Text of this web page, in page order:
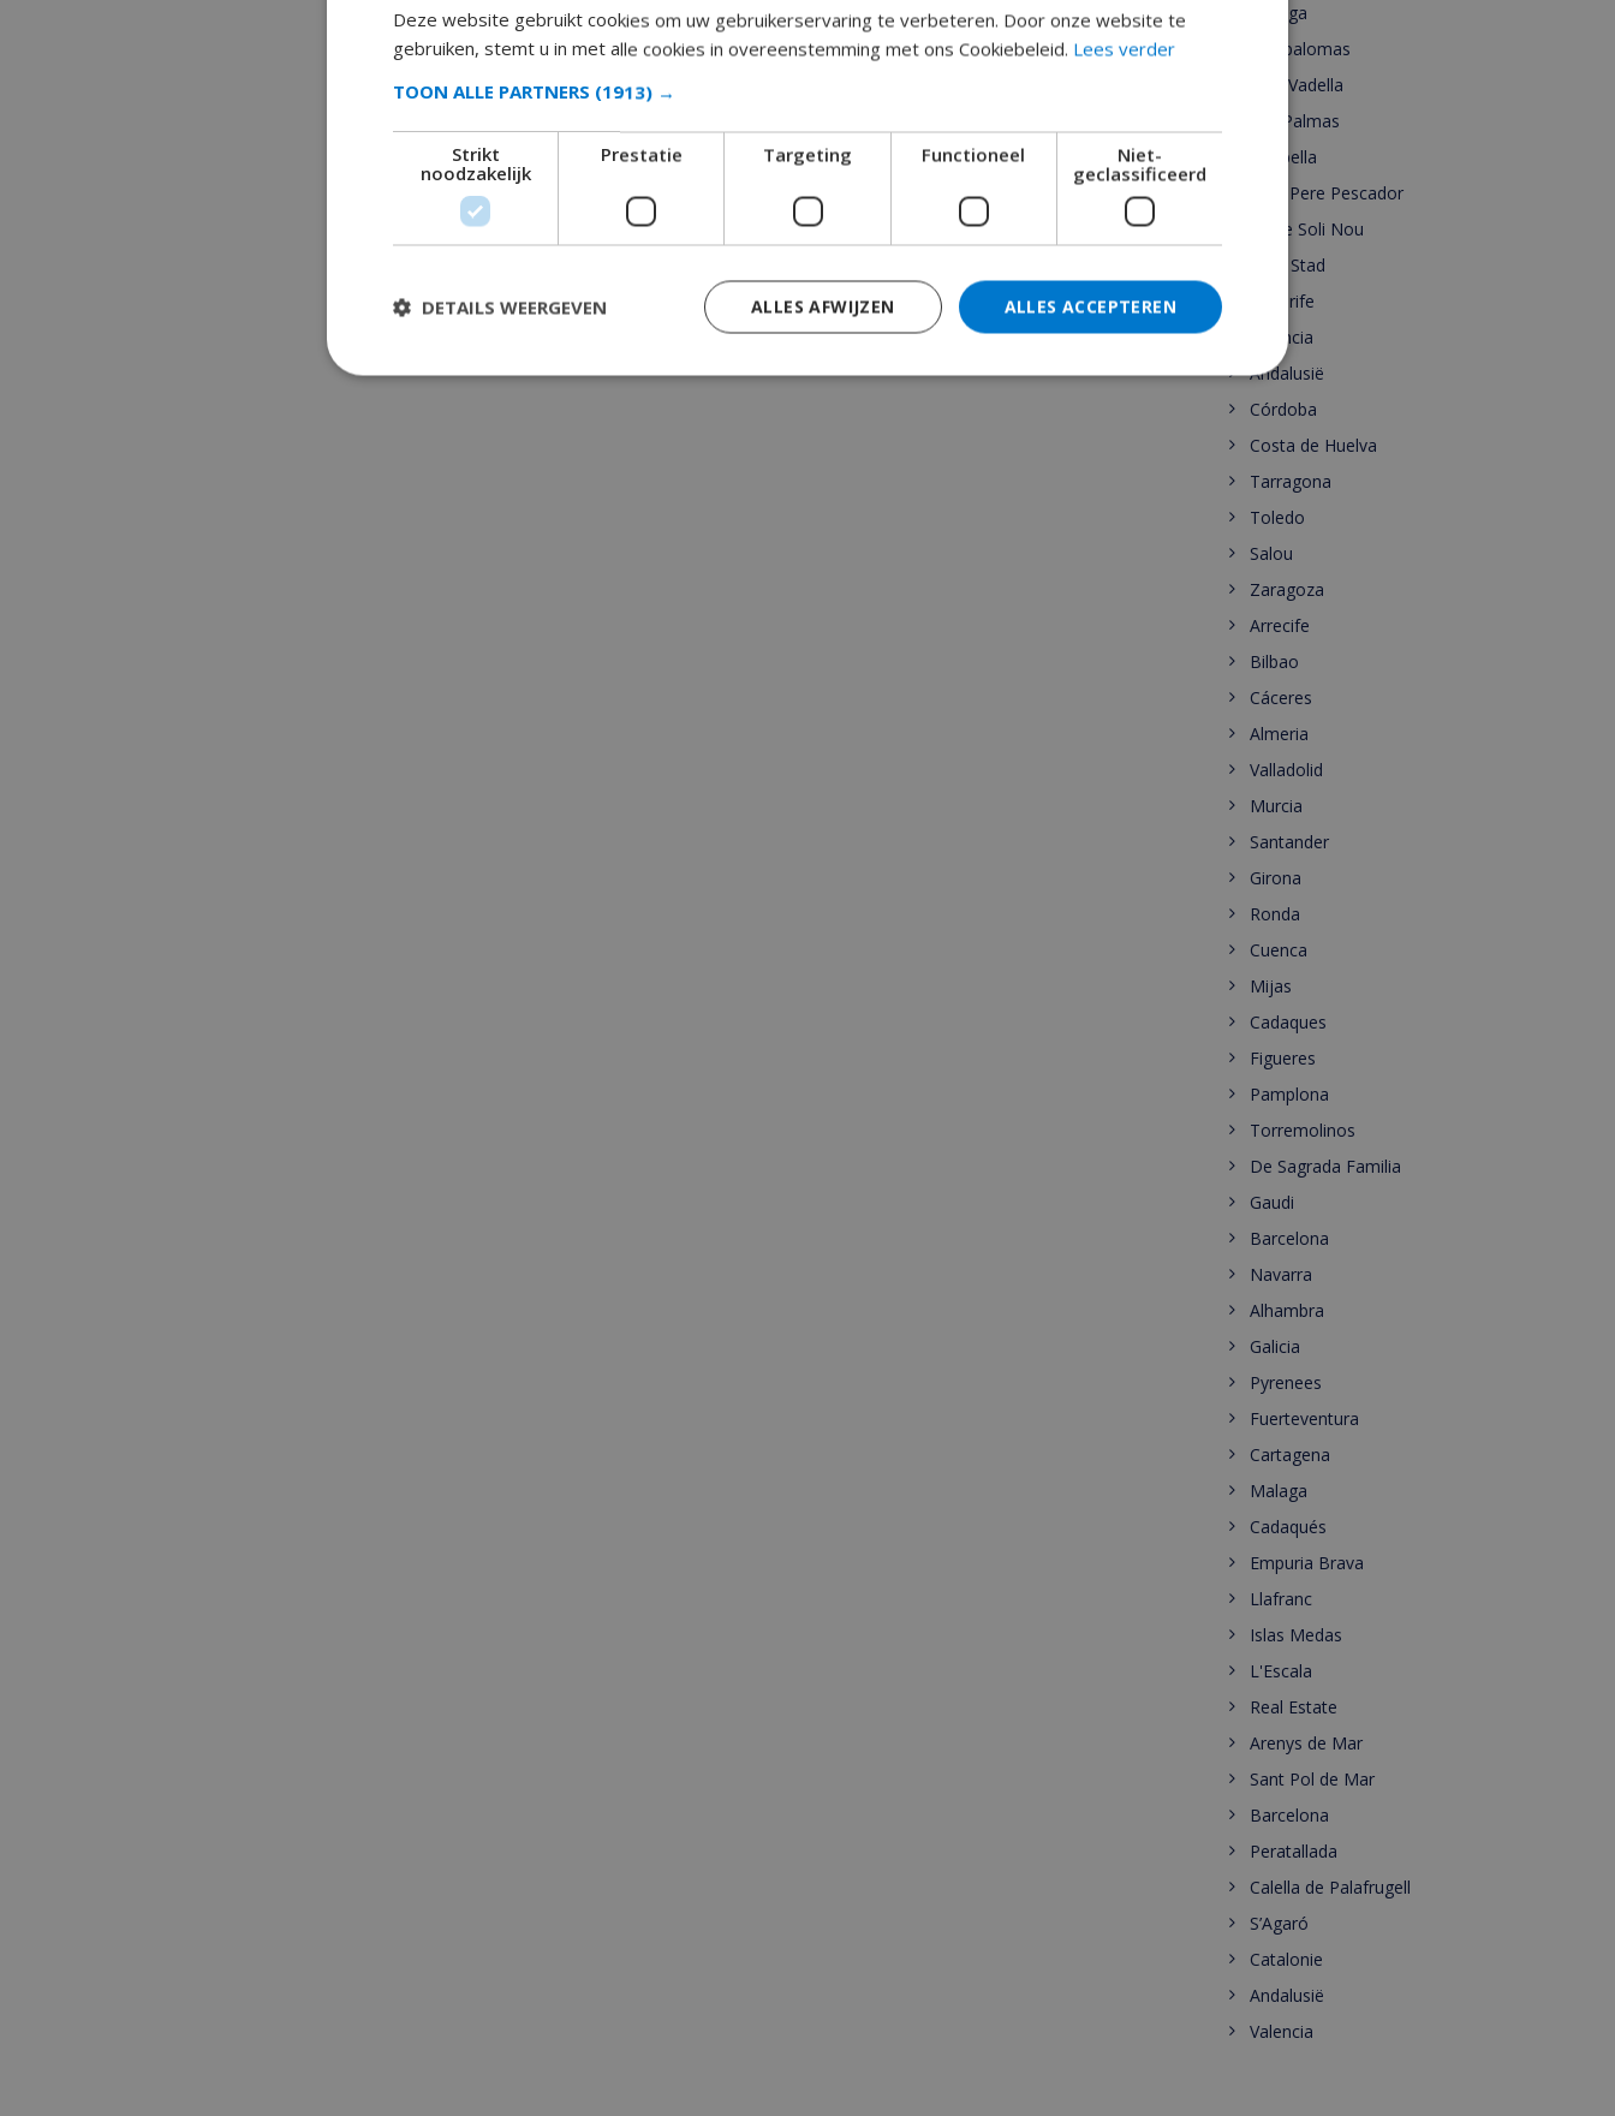
Malaga
Maspalomas
Cala Vadella
Las Palmas
Marbella
Sant Pere Pescador
Torre Soli Nou
Ibiza Stad
Tenerife
Valencia
Andalusië
Córdoba
Costa de Huelva
Tarragona
Toledo
Salou
Zaragoza
Arrecife
Bilbao
Cáceres
Almeria
Valladolid
Murcia
Santander
Girona
Ronda
Cuenca
Mijas
Cadaques
Figueres
Pamplona
Torremolinos
De Sagrada Familia
Gaudi
Barcelona
Navarra
Alhambra
Galicia
Pyrenees
Fuerteventura
Cartagena
Malaga
Cadaqués
Empuria Brava
Llafranc
Islas Medas
L'Escala
Real Estate
Arenys de Mar
Sant Pol de Mar
Barcelona
Peratallada
Calella de Palafrugell
S’Agaró
Catalonie
Andalusië
Valencia
Deze website gebruikt cookies om uw gebruikerservaring te verbeteren. Door onze website te
gebruiken, stemt u in met alle cookies in overeenstemming met ons Cookiebeleid. Lees verder
TOON ALLE PARTNERS (1913) →
Strikt
noodzakelijk
Prestatie Targeting Functioneel
Niet-
geclassificeerd
ALLES ACCEPTEREN
ALLES AFWIJZEN
DETAILS WEERGEVEN